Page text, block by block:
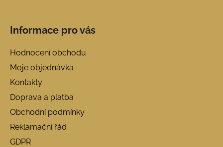
Informace pro vás
Hodnocení obchodu
Moje objednávka
Kontakty
Doprava a platba
Obchodní podmínky
Reklamační řád
GDPR